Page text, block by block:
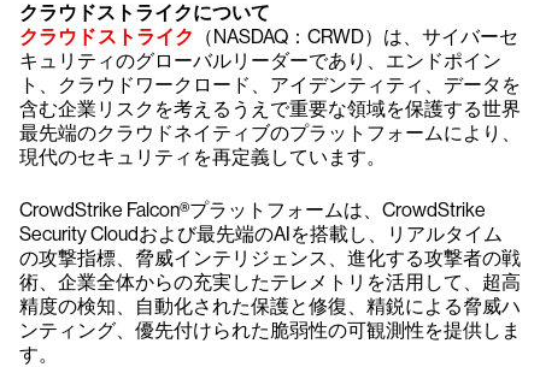
クラウドストライクについて
クラウドストライク
（NASDAQ：CRWD）は、サイバーセ
キュリティのグローバルリーダーであり、エンドポイン
ト、クラウドワークロード、アイデンティティ、データを
含む企業リスクを考えるうえで重要な領域を保護する世界
最先端のクラウドネイティブのプラットフォームにより、
現代のセキュリティを再定義しています。
CrowdStrike Falcon®プラットフォームは、CrowdStrike
Security Cloudおよび最先端のAIを搭載し、リアルタイム
の攻撃指標、脅威インテリジェンス、進化する攻撃者の戦
術、企業全体からの充実したテレメトリを活用して、超高
精度の検知、自動化された保護と修復、精鋭による脅威ハ
ンティング、優先付けられた脆弱性の可観測性を提供しま
す。